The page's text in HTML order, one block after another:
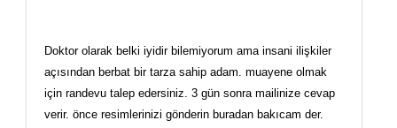
Doktor olarak belki iyidir bilemiyorum ama insani ilişkiler
açısından berbat bir tarza sahip adam. muayene olmak
için randevu talep edersiniz. 3 gün sonra mailinize cevap
verir. önce resimlerinizi gönderin buradan bakıcam der.